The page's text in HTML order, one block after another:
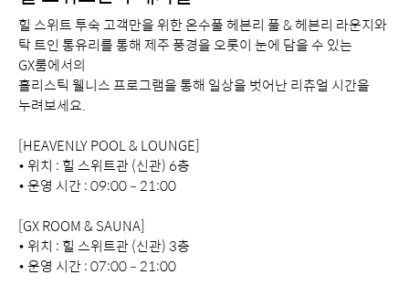
힐 스위트 투숙 고객만을 위한 온수풀 헤븐리 풀 & 헤븐리 라운지와
탁 트인 통유리를 통해 제주 풍경을 오롯이 눈에 담을 수 있는
GX룸에서의
홀리스틱 웰니스 프로그램을 통해 일상을 벗어난 리츄얼 시간을
누려보세요.
[HEAVENLY POOL & LOUNGE]
• 위치 : 힐 스위트관 (신관) 6층
• 운영 시간 : 09:00 – 21:00
[GX ROOM & SAUNA]
• 위치 : 힐 스위트관 (신관) 3층
• 운영 시간 : 07:00 – 21:00